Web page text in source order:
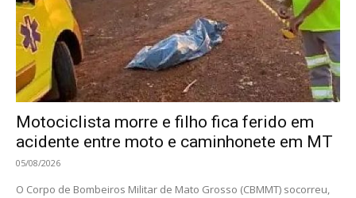
Motociclista morre e filho fica ferido em
acidente entre moto e caminhonete em MT
05/08/2026
O Corpo de Bombeiros Militar de Mato Grosso (CBMMT) socorreu,